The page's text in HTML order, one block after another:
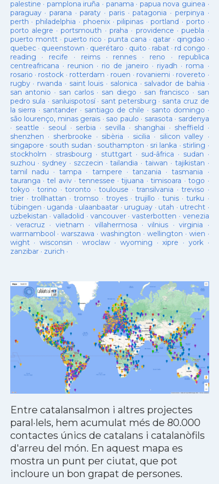
palestine · pamplona iruña · panama · papua nova guinea ·
paraguay· parana ·paraty · paris·patagonia · perpinya ·
perth ·philadelphia · phoenix·pilipinas ·portland · porto ·
porto alegre ·portsmouth ·praha · providence ·puebla ·
puerto montt· puerto rico ·punta cana · qatar · qingdao ·
quebec· queenstown · querétaro · quito · rabat · rd congo ·
reading · recife · reims· rennes · reno · republica
centreafricana · reunion · rio de janeiro · riyadh · roma ·
rosario · rostock · rotterdam · rouen · rovaniemi · rovereto ·
rugby· rwanda · saint louis · salonica · salvador de bahia ·
san antonio · san carlos· san diego · san francisco · san
pedro sula · sanluispotosí· sant petersburg · santa cruz de
la sierra · santander · santiago de chile · santo domingo ·
são lourenço, minas gerais · sao paulo · sarasota · sardenya
· seattle · seoul · serbia · sevilla · shanghai · sheffield ·
shenzhen · sherbrooke · sibèria · sicilia · silicon valley ·
singapore · south sudan · southampton · sri lanka · stirling ·
stockholm · strasbourg · stuttgart· sud-âfrica · sudan ·
suzhou · sydney · szczecin ·tailandia ·taiwan · tajikistan ·
tamil nadu ·tampa · tampere · tanzania ·tasmania ·
tauranga ·tel aviv· tennessee ·tijuana ·timisoara ·togo ·
tokyo ·torino ·toronto ·toulouse ·transilvania ·treviso ·
trier· trollhattan · tromso · troyes·trujillo ·tunis ·turku ·
tübingen · uganda · ulaanbaatar · uruguay · utah · utrecht ·
uzbekistan · valladolid · vancouver· vasterbotten · venezia
· veracruz · vietnam · villahermosa ·vilnius ·virginia ·
warrnambool ·warszawa ·washington · wellington · wien ·
wight· wisconsin ·wroclaw · wyoming ·xipre · york·
zanzibar· zurich ·
Entre catalansalmon i altres projectes
paral·lels, hem acumulat més de 80.000
contactes únics de catalans i catalanòfils
d'arreu del món. En aquest mapa es
mostra un punt per ciutat, que pot
incloure un bon grapat de persones.